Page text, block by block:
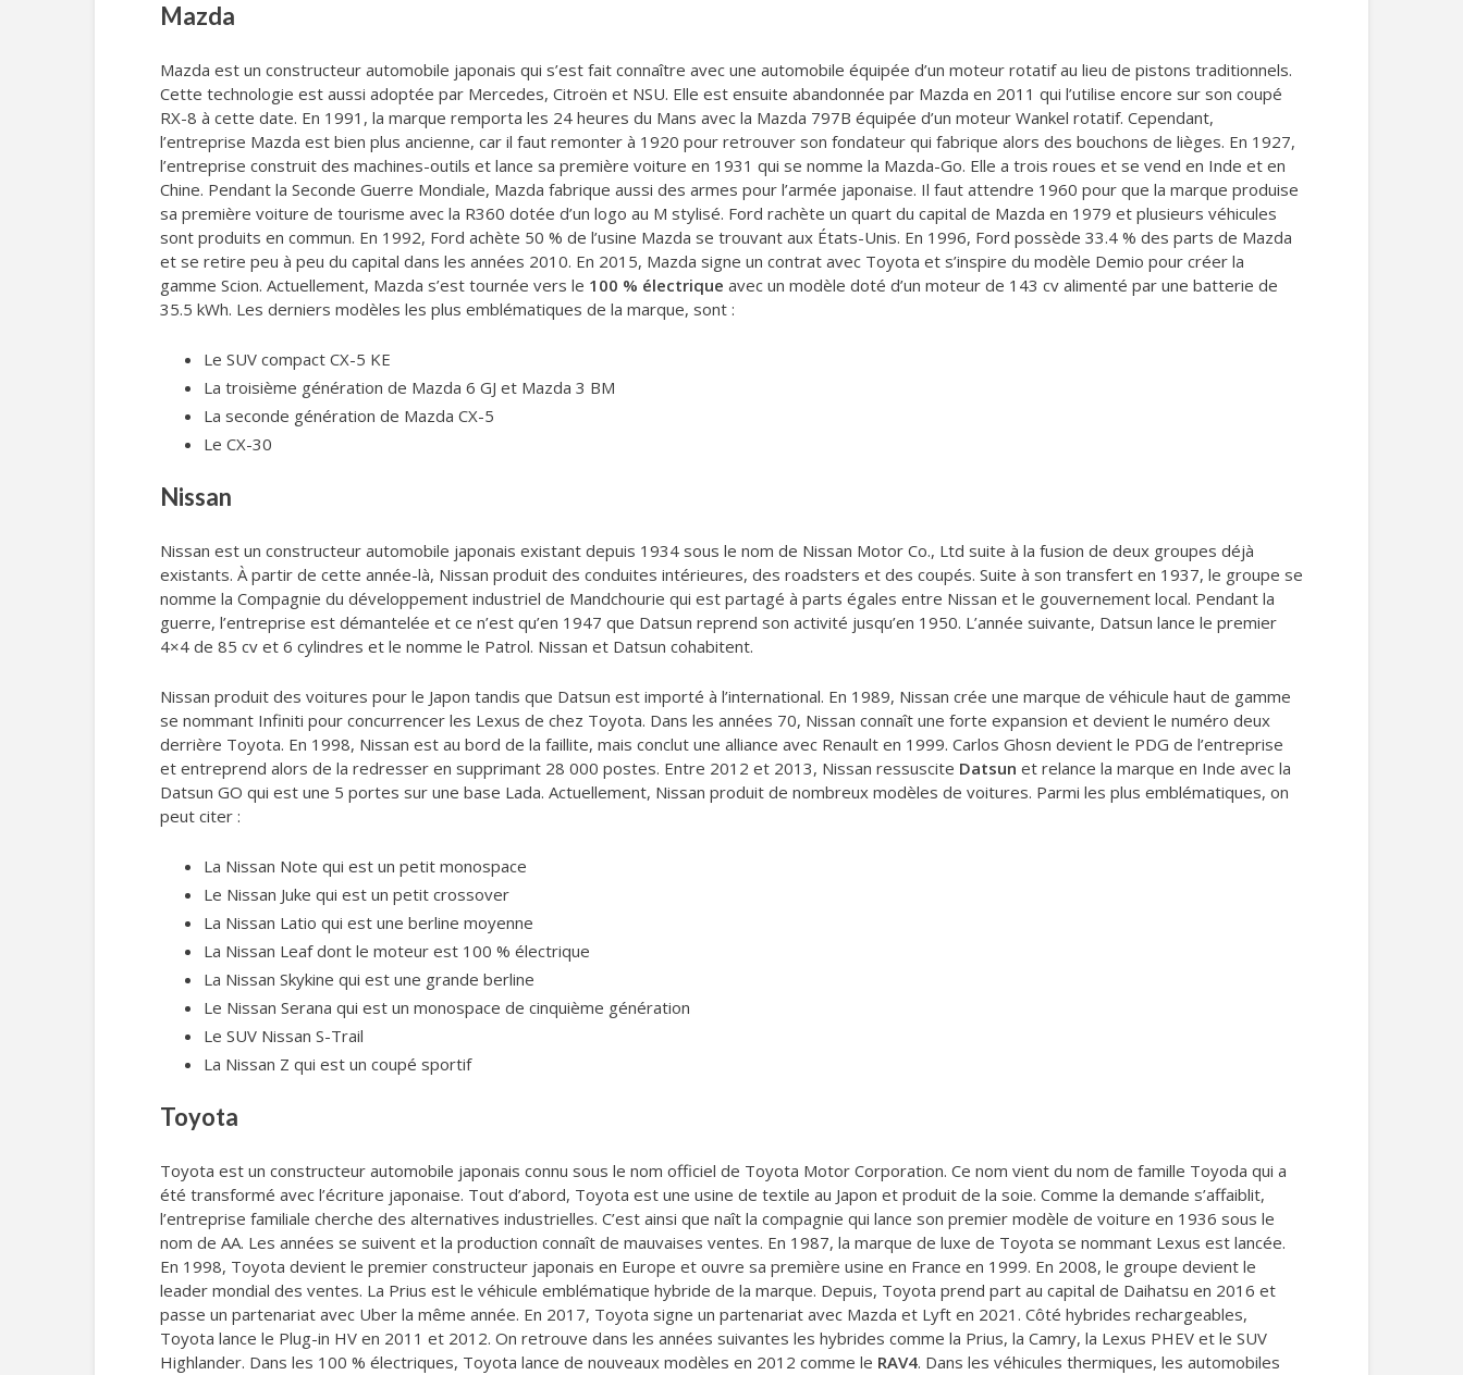
Mazda
Mazda est un constructeur automobile japonais qui s’est fait connaître avec une automobile équipée d’un moteur rotatif au lieu de pistons traditionnels.
Cette technologie est aussi adoptée par Mercedes, Citroën et NSU. Elle est ensuite abandonnée par Mazda en 2011 qui l’utilise encore sur son coupé
RX-8 à cette date. En 1991, la marque remporta les 24 heures du Mans avec la Mazda 797B équipée d’un moteur Wankel rotatif. Cependant,
l’entreprise Mazda est bien plus ancienne, car il faut remonter à 1920 pour retrouver son fondateur qui fabrique alors des bouchons de lièges. En 1927,
l’entreprise construit des machines-outils et lance sa première voiture en 1931 qui se nomme la Mazda-Go. Elle a trois roues et se vend en Inde et en
Chine. Pendant la Seconde Guerre Mondiale, Mazda fabrique aussi des armes pour l’armée japonaise. Il faut attendre 1960 pour que la marque produise
sa première voiture de tourisme avec la R360 dotée d’un logo au M stylisé. Ford rachète un quart du capital de Mazda en 1979 et plusieurs véhicules
sont produits en commun. En 1992, Ford achète 50 % de l’usine Mazda se trouvant aux États-Unis. En 1996, Ford possède 33.4 % des parts de Mazda
et se retire peu à peu du capital dans les années 2010. En 2015, Mazda signe un contrat avec Toyota et s’inspire du modèle Demio pour créer la
gamme Scion. Actuellement, Mazda s’est tournée vers le 100 % électrique avec un modèle doté d’un moteur de 143 cv alimenté par une batterie de
35.5 kWh. Les derniers modèles les plus emblématiques de la marque, sont :
Le SUV compact CX-5 KE
La troisième génération de Mazda 6 GJ et Mazda 3 BM
La seconde génération de Mazda CX-5
Le CX-30
Nissan
Nissan est un constructeur automobile japonais existant depuis 1934 sous le nom de Nissan Motor Co., Ltd suite à la fusion de deux groupes déjà
existants. À partir de cette année-là, Nissan produit des conduites intérieures, des roadsters et des coupés. Suite à son transfert en 1937, le groupe se
nomme la Compagnie du développement industriel de Mandchourie qui est partagé à parts égales entre Nissan et le gouvernement local. Pendant la
guerre, l’entreprise est démantelée et ce n’est qu’en 1947 que Datsun reprend son activité jusqu’en 1950. L’année suivante, Datsun lance le premier
4×4 de 85 cv et 6 cylindres et le nomme le Patrol. Nissan et Datsun cohabitent.
Nissan produit des voitures pour le Japon tandis que Datsun est importé à l’international. En 1989, Nissan crée une marque de véhicule haut de gamme
se nommant Infiniti pour concurrencer les Lexus de chez Toyota. Dans les années 70, Nissan connaît une forte expansion et devient le numéro deux
derrière Toyota. En 1998, Nissan est au bord de la faillite, mais conclut une alliance avec Renault en 1999. Carlos Ghosn devient le PDG de l’entreprise
et entreprend alors de la redresser en supprimant 28 000 postes. Entre 2012 et 2013, Nissan ressuscite Datsun et relance la marque en Inde avec la
Datsun GO qui est une 5 portes sur une base Lada. Actuellement, Nissan produit de nombreux modèles de voitures. Parmi les plus emblématiques, on
peut citer :
La Nissan Note qui est un petit monospace
Le Nissan Juke qui est un petit crossover
La Nissan Latio qui est une berline moyenne
La Nissan Leaf dont le moteur est 100 % électrique
La Nissan Skykine qui est une grande berline
Le Nissan Serana qui est un monospace de cinquième génération
Le SUV Nissan S-Trail
La Nissan Z qui est un coupé sportif
Toyota
Toyota est un constructeur automobile japonais connu sous le nom officiel de Toyota Motor Corporation. Ce nom vient du nom de famille Toyoda qui a
été transformé avec l’écriture japonaise. Tout d’abord, Toyota est une usine de textile au Japon et produit de la soie. Comme la demande s’affaiblit,
l’entreprise familiale cherche des alternatives industrielles. C’est ainsi que naît la compagnie qui lance son premier modèle de voiture en 1936 sous le
nom de AA. Les années se suivent et la production connaît de mauvaises ventes. En 1987, la marque de luxe de Toyota se nommant Lexus est lancée.
En 1998, Toyota devient le premier constructeur japonais en Europe et ouvre sa première usine en France en 1999. En 2008, le groupe devient le
leader mondial des ventes. La Prius est le véhicule emblématique hybride de la marque. Depuis, Toyota prend part au capital de Daihatsu en 2016 et
passe un partenariat avec Uber la même année. En 2017, Toyota signe un partenariat avec Mazda et Lyft en 2021. Côté hybrides rechargeables,
Toyota lance le Plug-in HV en 2011 et 2012. On retrouve dans les années suivantes les hybrides comme la Prius, la Camry, la Lexus PHEV et le SUV
Highlander. Dans les 100 % électriques, Toyota lance de nouveaux modèles en 2012 comme le RAV4. Dans les véhicules thermiques, les automobiles